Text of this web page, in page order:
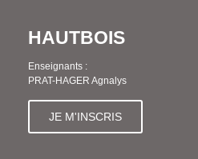
HAUTBOIS
Enseignants :
PRAT-HAGER Agnalys
JE M'INSCRIS